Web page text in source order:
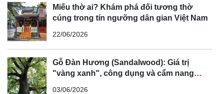
Miếu thờ ai? Khám phá đối tương thờ
cúng trong tín ngưỡng dân gian Việt Nam
22/06/2026
Gỗ Đàn Hương (Sandalwood): Giá trị
"vàng xanh", công dụng và cẩm nang
03/06/2026